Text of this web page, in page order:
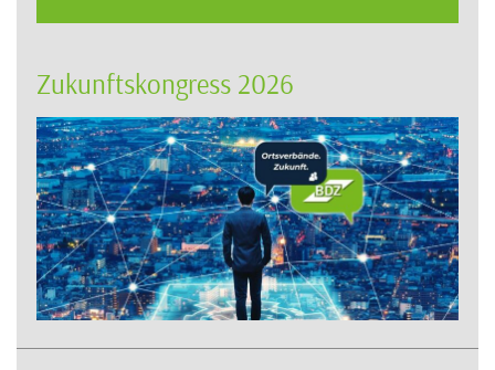
Zukunftskongress 2026